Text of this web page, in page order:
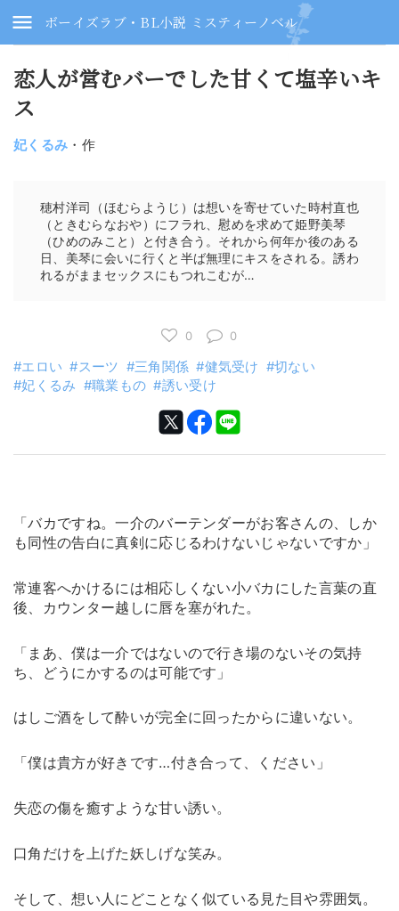
ボーイズラブ・BL小説 ミスティーノベル
恋人が営むバーでした甘くて塩辛いキ
ス
妃くるみ ・作
穂村洋司（ほむらようじ）は想いを寄せていた時村直也
（ときむらなおや）にフラれ、慰めを求めて姫野美琴
（ひめのみこと）と付き合う。それから何年か後のある
日、美琴に会いに行くと半ば無理にキスをされる。誘わ
れるがままセックスにもつれこむが…
0 0
エロい スーツ 三角関係 健気受け
切ない
妃くるみ
職業もの 誘い受け
「バカですね。一介のバーテンダーがお客さんの、しか
も同性の告白に真剣に応じるわけないじゃないですか」
常連客へかけるには相応しくない小バカにした言葉の直
後、カウンター越しに唇を塞がれた。
「まあ、僕は一介ではないので行き場のないその気持
ち、どうにかするのは可能です」
はしご酒をして酔いが完全に回ったからに違いない。
「僕は貴方が好きです…付き合って、ください」
失恋の傷を癒すような甘い誘い。
口角だけを上げた妖しげな笑み。
そして、想い人にどことなく似ている見た目や雰囲気。